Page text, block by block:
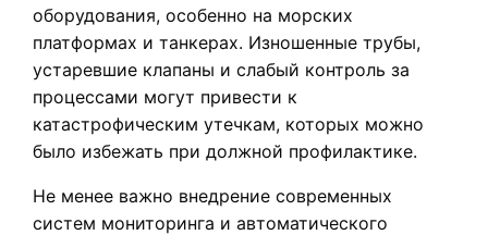
оборудования, особенно на морских
платформах и танкерах. Изношенные трубы,
устаревшие клапаны и слабый контроль за
процессами могут привести к
катастрофическим утечкам, которых можно
было избежать при должной профилактике.
Не менее важно внедрение современных
систем мониторинга и автоматического